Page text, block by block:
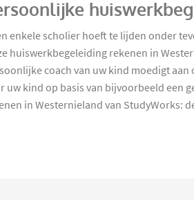
enkele scholier hoeft te lijden onder
huiswerkbegeleiding rekenen in
coach van uw kind moedigt
uw kind op basis van bijvoorbeeld een
in Westernieland van StudyWorks: